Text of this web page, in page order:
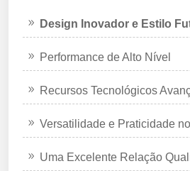
Design Inovador e Estilo
Performance de Alto Nível
Recursos Tecnológicos
Versatilidade e Praticidade
Uma Excelente Relação